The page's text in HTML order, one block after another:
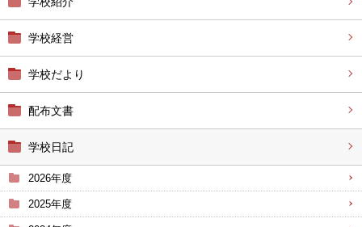
学校経営
学校だより
配布文書
学校日記
2026年度
2025年度